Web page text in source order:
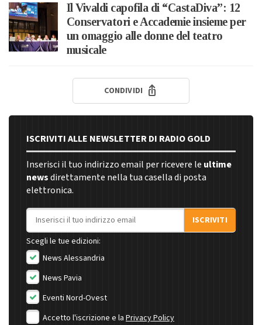
Il Vivaldi capofila di “CastaDiva”: 12
Conservatori e Accademie insieme per
un omaggio alle donne del teatro
musicale
CONDIVIDI
ISCRIVITI ALLE NEWSLETTER DI RADIO GOLD
Inserisci il tuo indirizzo email per ricevere le ultime
newsdirettamente nella tua casella di posta
elettronica.
Indirizzo email
ISCRIVITI
Scegli le tue edizioni:
News Alessandria
News Pavia
Eventi Nord-Ovest
Accetto l'iscrizione e la Privacy Policy